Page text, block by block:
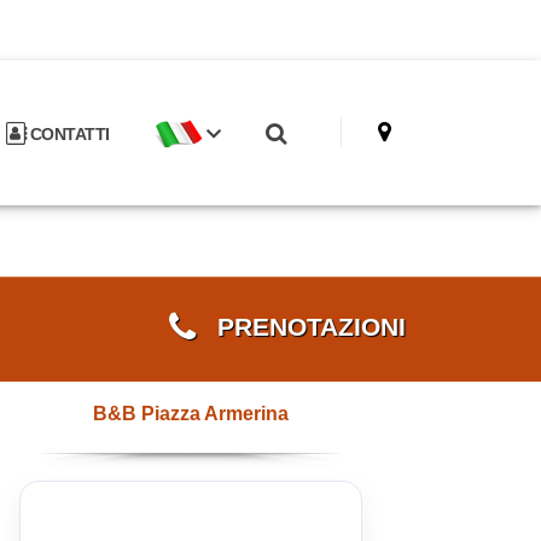
CONTATTI
PRENOTAZIONI
B&B Piazza Armerina